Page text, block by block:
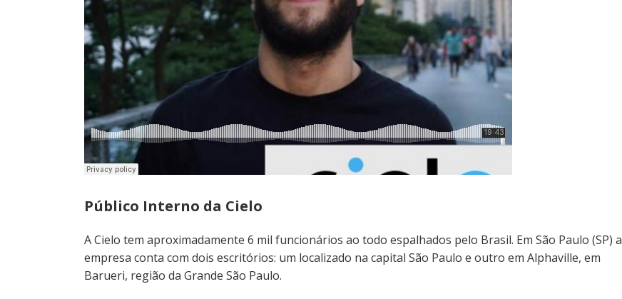
Público Interno da Cielo
A Cielo tem aproximadamente 6 mil funcionários ao todo espalhados pelo Brasil. Em São Paulo (SP) a
empresa conta com dois escritórios: um localizado na capital São Paulo e outro em Alphaville, em
Barueri, região da Grande São Paulo.